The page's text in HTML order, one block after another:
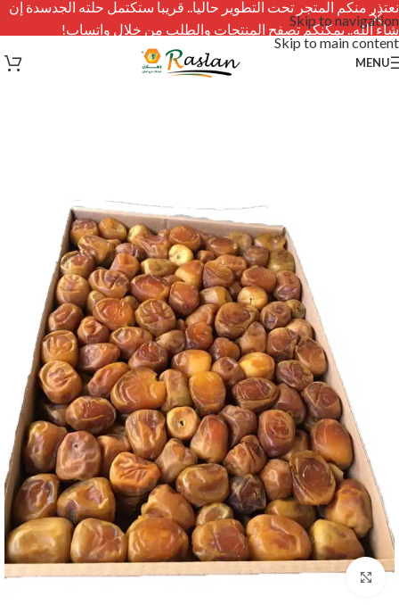
Skip to navigation
Skip to main content
نعتذر منكم المتجر تحت التطوير حاليا.. قريبا ستكتمل حلته الجدسدة إن
شاء الله.. يمكنكم تصفح المنتجات والطلب من خلال واتساب!
MENU
Click to enlarge